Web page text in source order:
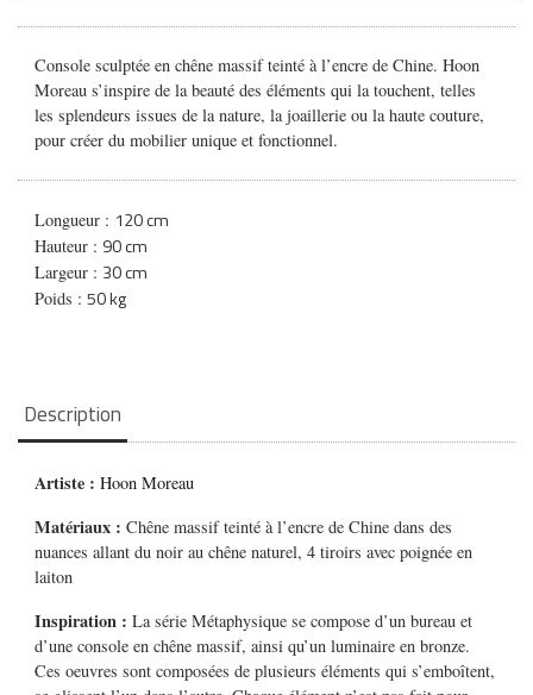
Console sculptée en chêne massif teinté à l’encre de Chine. Hoon
Moreau s’inspire de la beauté des éléments qui la touchent, telles
les splendeurs issues de la nature, la joaillerie ou la haute couture,
pour créer du mobilier unique et fonctionnel.
Longueur : 120 cm
Hauteur : 90 cm
Largeur : 30 cm
Poids :50 kg
Description
Artiste :Hoon Moreau
Matériaux : Chêne massif teinté à l’encre de Chine dans des
nuances allant du noir au chêne naturel, 4 tiroirs avec poignée en
laiton
Inspiration :La série Métaphysique se compose d’un bureau et
d’une console en chêne massif, ainsi qu’un luminaire en bronze.
Ces oeuvres sont composées de plusieurs éléments qui s’emboîtent,